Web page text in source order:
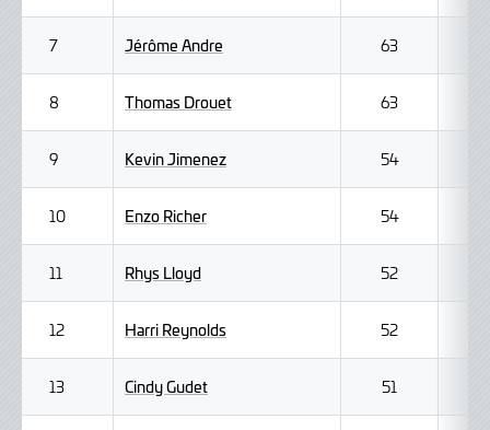
7 Jérôme Andre 63
8 Thomas Drouet 63
9 Kevin Jimenez 54
10 Enzo Richer 54
11 Rhys Lloyd 52
12 Harri Reynolds 52
13 Cindy Gudet 51